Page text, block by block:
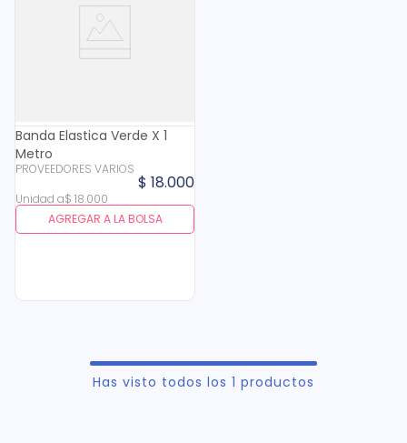
Banda Elastica Verde X 1
Metro
PROVEEDORES VARIOS
$ 18.000
Unidad a$ 18.000
AGREGAR A LA BOLSA
Has visto todos los 1 productos